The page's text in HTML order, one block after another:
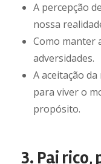
A percepção
nossa
Como manter
adversidades.
A aceitação
para viver o
propósito.
3. Pai rico,